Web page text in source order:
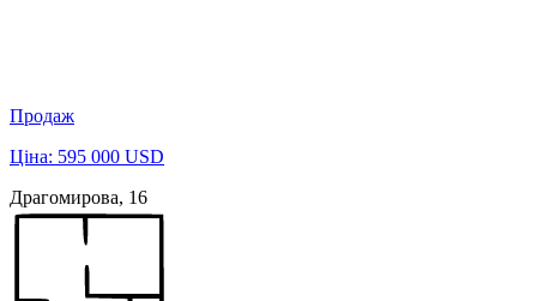
Продаж
Ціна: 595 000 USD
Драгомирова, 16